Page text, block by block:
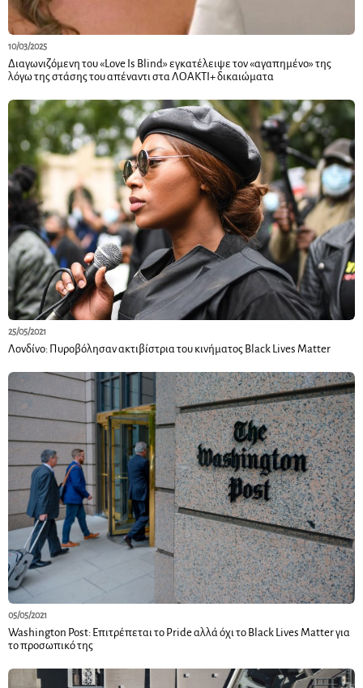
10/03/2025
Διαγωνιζόμενη του «Love Is Blind» εγκατέλειψε τον «αγαπημένο» της
λόγω της στάσης του απέναντι στα ΛΟΑΚΤΙ+ δικαιώματα
25/05/2021
Λονδίνο: Πυροβόλησαν ακτιβίστρια του κινήματος Black Lives Matter
05/05/2021
Washington Post: Επιτρέπεται το Pride αλλά όχι το Black Lives Matter για
το προσωπικό της